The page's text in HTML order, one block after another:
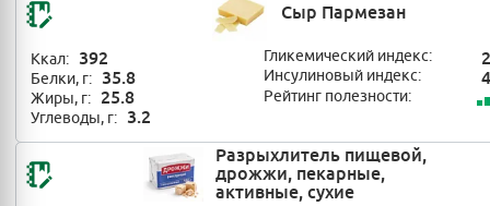
Сыр Пармезан
Ккал: 392
Белки, г: 35.8
Жиры, г: 25.8
Углеводы, г: 3.2
Гликемический индекс:
Инсулиновый индекс:
Рейтинг полезности:
Разрыхлитель пищевой,
дрожжи, пекарные,
активные, сухие